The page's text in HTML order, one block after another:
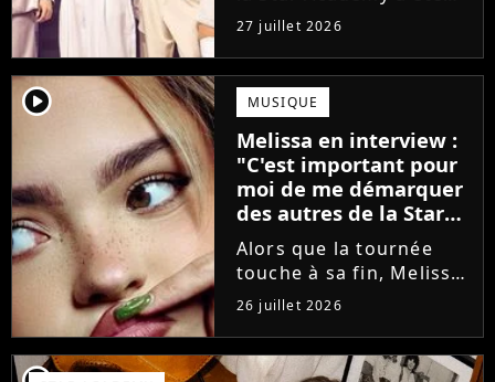
Bayonne hier soir ?
mouvementé. Quelques
minutes avant le show,
trois élèves ont
annoncé ne pas vouloir
monter sur scène pour
des raisons politiques.
Leur...
27 juillet 2026
player2 MUSIQUE
Melissa en interview :
"C'est important pour
moi de me démarquer
des autres de la Star
Academy"
Alors que la tournée
touche à sa fin, Melissa
se confie en interview
sur Volum sur la
création de son EP tout
va bien (j'crois), son
26 juillet 2026